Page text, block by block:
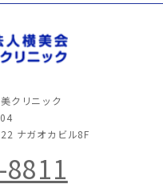
クリニック
ナガオカビル8F